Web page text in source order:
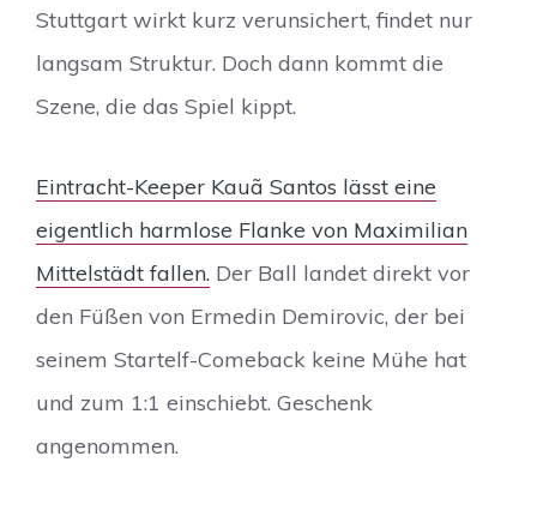
Stuttgart wirkt kurz verunsichert, findet nur
langsam Struktur. Doch dann kommt die
Szene, die das Spiel kippt.
Eintracht-Keeper Kauã Santos lässt eine
eigentlich harmlose Flanke von Maximilian
Mittelstädt fallen. Der Ball landet direkt vor
den Füßen von Ermedin Demirovic, der bei
seinem Startelf-Comeback keine Mühe hat
und zum 1:1 einschiebt. Geschenk
angenommen.